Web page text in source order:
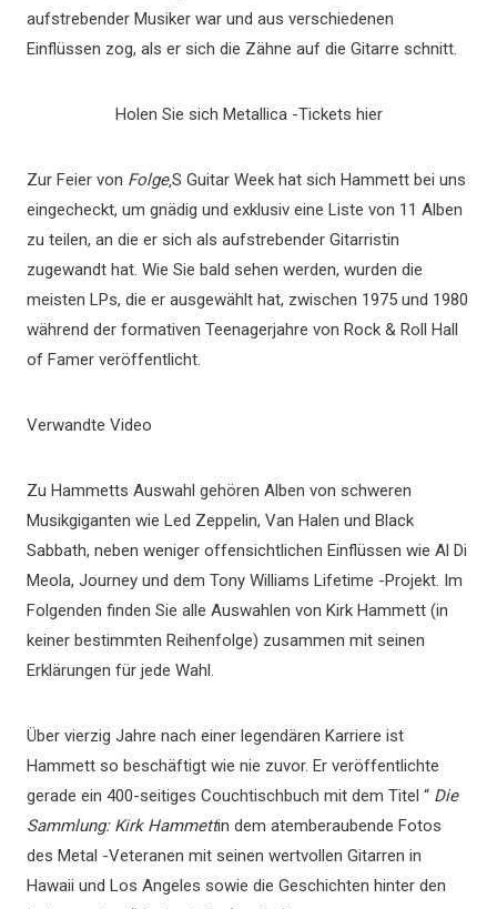
aufstrebender Musiker war und aus verschiedenen
Einflüssen zog, als er sich die Zähne auf die Gitarre schnitt.
Holen Sie sich Metallica -Tickets hier
Zur Feier von Folge‚S Guitar Week hat sich Hammett bei uns
eingecheckt, um gnädig und exklusiv eine Liste von 11 Alben
zu teilen, an die er sich als aufstrebender Gitarristin
zugewandt hat. Wie Sie bald sehen werden, wurden die
meisten LPs, die er ausgewählt hat, zwischen 1975 und 1980
während der formativen Teenagerjahre von Rock & Roll Hall
of Famer veröffentlicht.
Verwandte Video
Zu Hammetts Auswahl gehören Alben von schweren
Musikgiganten wie Led Zeppelin, Van Halen und Black
Sabbath, neben weniger offensichtlichen Einflüssen wie Al Di
Meola, Journey und dem Tony Williams Lifetime -Projekt. Im
Folgenden finden Sie alle Auswahlen von Kirk Hammett (in
keiner bestimmten Reihenfolge) zusammen mit seinen
Erklärungen für jede Wahl.
Über vierzig Jahre nach einer legendären Karriere ist
Hammett so beschäftigt wie nie zuvor. Er veröffentlichte
gerade ein 400-seitiges Couchtischbuch mit dem Titel “ Die
Sammlung: Kirk Hammettin dem atemberaubende Fotos
des Metal -Veteranen mit seinen wertvollen Gitarren in
Hawaii und Los Angeles sowie die Geschichten hinter den